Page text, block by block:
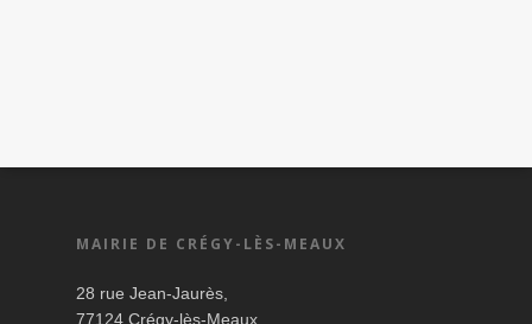
MAIRIE DE CRÉGY-LÈS-MEAUX
28 rue Jean-Jaurès,
77124 Crégy-lès-Meaux